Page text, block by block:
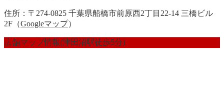
住所：〒274-0825 千葉県船橋市前原西2丁目22-14 三橋ビル
2F（Googleマップ）
店舗マップ情報(津田沼駅徒歩5分)